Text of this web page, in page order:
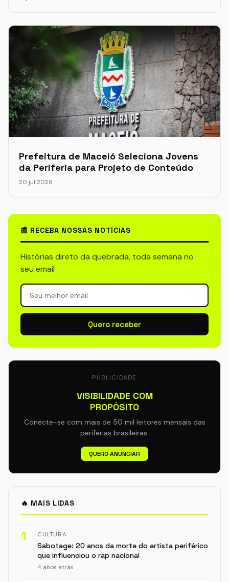
Prefeitura de Maceió Seleciona Jovens
da Periferia para Projeto de Conteúdo
20 jul 2026
📰 RECEBA NOSSAS NOTÍCIAS
Histórias direto da quebrada, toda semana no
seu email
Quero receber
PUBLICIDADE
VISIBILIDADE COM
PROPÓSITO
Conecte-se com mais de 50 mil leitores mensais das
periferias brasileiras.
QUERO ANUNCIAR
🔥 MAIS LIDAS
1 CULTURA
Sabotage: 20 anos da morte do artista periférico
que influenciou o rap nacional
4 anos atrás